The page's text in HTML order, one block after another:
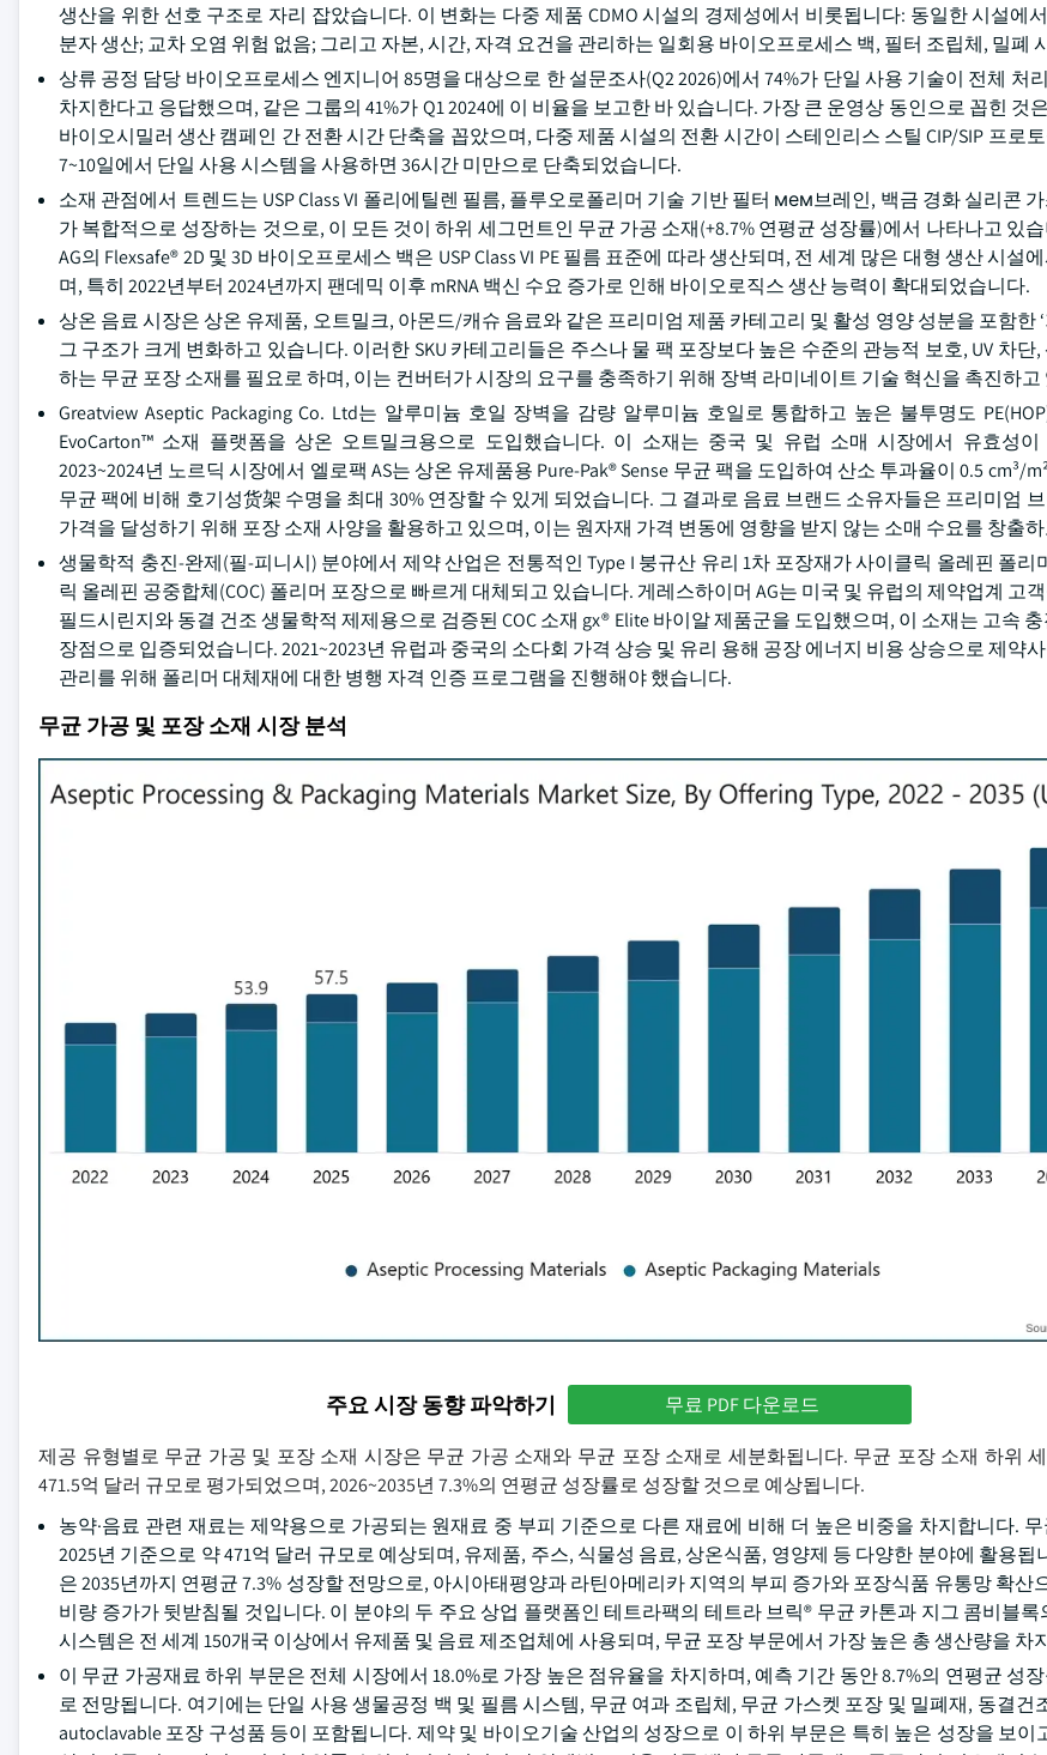
생산을 위한 선호 구조로 자리 잡았습니다. 이 변화는 다중 제품 CDMO 시설의 경제성에서 비롯됩니다: 동일한 시설에
분자 생산; 교차 오염 위험 없음; 그리고 자본, 시간, 자격 요건을 관리하는 일회용 바이오프로세스 백, 필터 조립체, 밀폐
상류 공정 담당 바이오프로세스 엔지니어 85명을 대상으로 한 설문조사(Q2 2026)에서 74%가 단일 사용 기술이 전체 처
차지한다고 응답했으며, 같은 그룹의 41%가 Q1 2024에 이 비율을 보고한 바 있습니다. 가장 큰 운영상 동인으로 꼽힌 것
바이오시밀러 생산 캠페인 간 전환 시간 단축을 꼽았으며, 다중 제품 시설의 전환 시간이 스테인리스 스틸 CIP/SIP 프로
7~10일에서 단일 사용 시스템을 사용하면 36시간 미만으로 단축되었습니다.
소재 관점에서 트렌드는 USP Class VI 폴리에틸렌 필름, 플루오로폴리머 기술 기반 필터 мем브레인, 백금 경화 실리콘
가 복합적으로 성장하는 것으로, 이 모든 것이 하위 세그먼트인 무균 가공 소재(+8.7% 연평균 성장률)에서 나타나고 있
AG의 Flexsafe® 2D 및 3D 바이오프로세스 백은 USP Class VI PE 필름 표준에 따라 생산되며, 전 세계 많은 대형 생산 시설
며, 특히 2022년부터 2024년까지 팬데믹 이후 mRNA 백신 수요 증가로 인해 바이오로직스 생산 능력이 확대되었습니다.
상온 음료 시장은 상온 유제품, 오트밀크, 아몬드/캐슈 음료와 같은 프리미엄 제품 카테고리 및 활성 영양 성분을 포함한
그 구조가 크게 변화하고 있습니다. 이러한 SKU 카테고리들은 주스나 물 팩 포장보다 높은 수준의 관능적 보호, UV 차단
하는 무균 포장 소재를 필요로 하며, 이는 컨버터가 시장의 요구를 충족하기 위해 장벽 라미네이트 기술 혁신을 촉진하고
Greatview Aseptic Packaging Co. Ltd는 알루미늄 호일 장벽을 감량 알루미늄 호일로 통합하고 높은 불투명도
EvoCarton™ 소재 플랫폼을 상온 오트밀크용으로 도입했습니다. 이 소재는 중국 및 유럽 소매 시장에서 유효성이
2023~2024년 노르딕 시장에서 엘로팩 AS는 상온 유제품용 Pure-Pak® Sense 무균 팩을 도입하여 산소 투과율이 0.5 cm³/
무균 팩에 비해 호기성货架 수명을 최대 30% 연장할 수 있게 되었습니다. 그 결과로 음료 브랜드 소유자들은 프리미엄
가격을 달성하기 위해 포장 소재 사양을 활용하고 있으며, 이는 원자재 가격 변동에 영향을 받지 않는 소매 수요를 창출
생물학적 충진-완제(필-피니시) 분야에서 제약 산업은 전통적인 Type I 붕규산 유리 1차 포장재가 사이클릭 올레핀 폴리
릭 올레핀 공중합체(COC) 폴리머 포장으로 빠르게 대체되고 있습니다. 게레스하이머 AG는 미국 및 유럽의 제약업계 고
필드시린지와 동결 건조 생물학적 제제용으로 검증된 COC 소재 gx® Elite 바이알 제품군을 도입했으며, 이 소재는 고속
장점으로 입증되었습니다. 2021~2023년 유럽과 중국의 소다회 가격 상승 및 유리 용해 공장 에너지 비용 상승으로 제약
관리를 위해 폴리머 대체재에 대한 병행 자격 인증 프로그램을 진행해야 했습니다.
무균 가공 및 포장 소재 시장 분석
주요 시장 동향 파악하기 무료 PDF 다운로드
제공 유형별로 무균 가공 및 포장 소재 시장은 무균 가공 소재와 무균 포장 소재로 세분화됩니다. 무균 포장 소재 하위
471.5억 달러 규모로 평가되었으며, 2026~2035년 7.3%의 연평균 성장률로 성장할 것으로 예상됩니다.
농약·음료 관련 재료는 제약용으로 가공되는 원재료 중 부피 기준으로 다른 재료에 비해 더 높은 비중을 차지합니다.
2025년 기준으로 약 471억 달러 규모로 예상되며, 유제품, 주스, 식물성 음료, 상온식품, 영양제 등 다양한 분야에 활용됩
은 2035년까지 연평균 7.3% 성장할 전망으로, 아시아태평양과 라틴아메리카 지역의 부피 증가와 포장식품 유통망 확산
비량 증가가 뒷받침될 것입니다. 이 분야의 두 주요 상업 플랫폼인 테트라팩의 테트라 브릭® 무균 카톤과 지그 콤비블
시스템은 전 세계 150개국 이상에서 유제품 및 음료 제조업체에 사용되며, 무균 포장 부문에서 가장 높은 총 생산량을 차
이 무균 가공재료 하위 부문은 전체 시장에서 18.0%로 가장 높은 점유율을 차지하며, 예측 기간 동안 8.7%의 연평균 성
로 전망됩니다. 여기에는 단일 사용 생물공정 백 및 필름 시스템, 무균 여과 조립체, 무균 가스켓 포장 및 밀폐재, 동결건
autoclavable 포장 구성품 등이 포함됩니다. 제약 및 바이오기술 산업의 성장으로 이 하위 부문은 특히 높은 성장을 보이